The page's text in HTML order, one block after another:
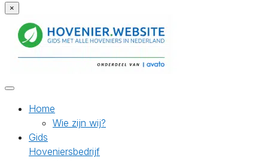
×
Home
Wie zijn wij?
Gids
Hoveniersbedrijf